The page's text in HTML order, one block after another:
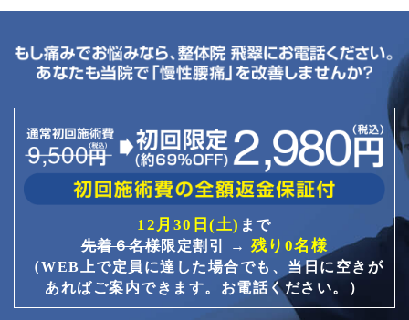
12月30日(土) まで
先着６名様限定割引 → 残り0名様
（WEB上で定員に達した場合でも、当日に空きが
あればご案内できます。お電話ください。）